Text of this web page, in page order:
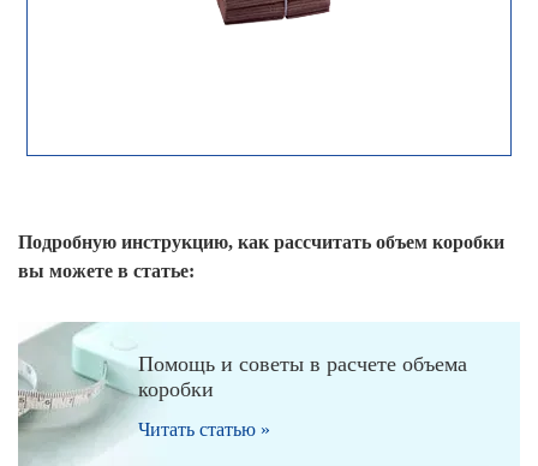
Подробную инструкцию, как рассчитать объем коробки
вы можете в статье:
Помощь и советы в расчете объема
коробки
Читать статью »